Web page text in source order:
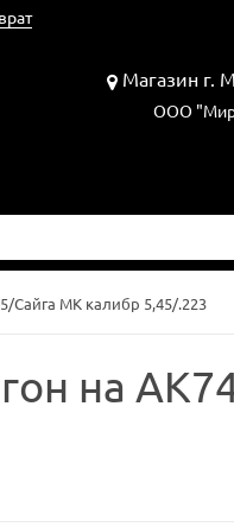
Магазин г.
ООО
Сайга МК калибр 5,45/.223
на